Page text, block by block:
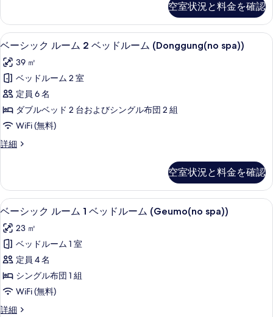
て
の
写
真
を
表
示
す
る
細
ベ
ッ
ド
ル
ー
ム
(myeonghwal(no
spa))
の
て
の
写
真
を
表
示
す
る
ク
ル
ー
ベ
ッ
ド
ル
ー
ム
(myeonghwal(no
細
空室状況と料金を確認
ベ
ー
シ
ッ
ク
ル
ム
ベ
ッ
ド
ル
ー
ム
(Donggung(no
spa))
の
ベーシック ルーム 2 ベッドルーム
16
ベーシック ルーム 2 ベッドルーム (Donggung(no spa))
39 ㎡
ベッドルーム 2 室
定員 6 名
ダブルベッド 2 台およびシングル布団 2 組
WiFi (無料)
詳細
ベ
ク
ル
ー
2
ベ
ッ
ド
ル
ー
ム
(Donggung(no
空室状況と料金を確認
ベ
ー
シ
ッ
ク
ル
ベーシック ルーム 1 ベッドルーム
14
ベーシック ルーム 1 ベッドルーム (Geumo(no spa))
23 ㎡
ベッドルーム 1 室
定員 4 名
シングル布団 1 組
WiFi (無料)
詳細
ベ